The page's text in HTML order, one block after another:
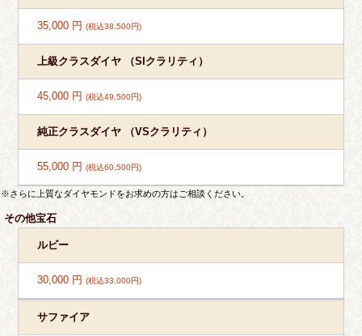
35,000 円(税込38,500円)
上級クラスダイヤ （SIクラリティ）
45,000 円(税込49,500円)
純正クラスダイヤ （VSクラリティ）
55,000 円(税込60,500円)
※さらに上質なダイヤモンドをお求めの方はご相談ください。
その他宝石
ルビー
30,000 円(税込33,000円)
サファイア